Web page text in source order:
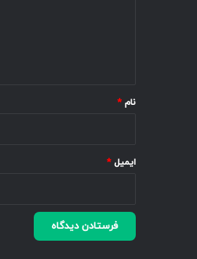
نام *
ایمیل *